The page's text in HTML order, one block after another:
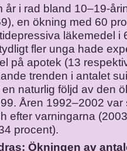
år i rad bland 10–19-
en ökning med 60
läkemedel i
fler unga hade
på apotek (13
trenden i antalet
naturlig följd av den
Åren 1992–2002 var
efter varningarna
procent).
Ökningen av